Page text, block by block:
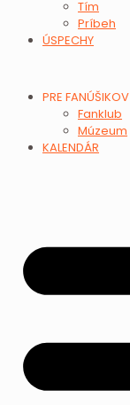
Tím
Príbeh
ÚSPECHY
PRE FANÚŠIKOV
Fanklub
Múzeum
KALENDÁR